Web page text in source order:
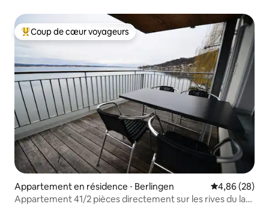
Coups de cœur voyageurs les plus appréciés
Coup de cœur voyageurs
Appartement en résidence ⋅ Berlingen Évaluation
4,86 (28)
Appartement 41/2 pièces directement sur les rives du lac